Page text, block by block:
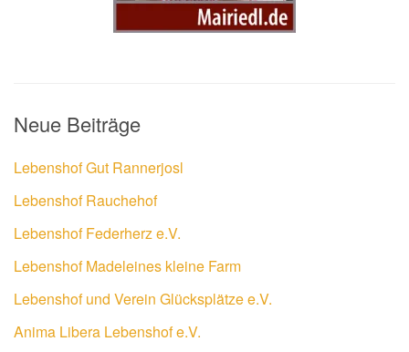
Neue Beiträge
Lebenshof Gut Rannerjosl
Lebenshof Rauchehof
Lebenshof Federherz e.V.
Lebenshof Madeleines kleine Farm
Lebenshof und Verein Glücksplätze e.V.
Anima Libera Lebenshof e.V.